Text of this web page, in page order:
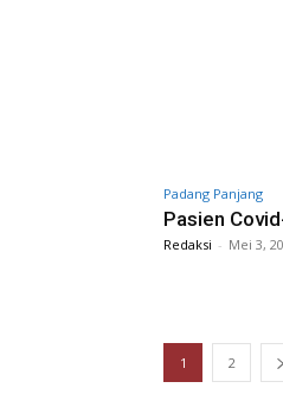
Padang Panjang
Pasien
Redaksi - Mei 3,
1 2